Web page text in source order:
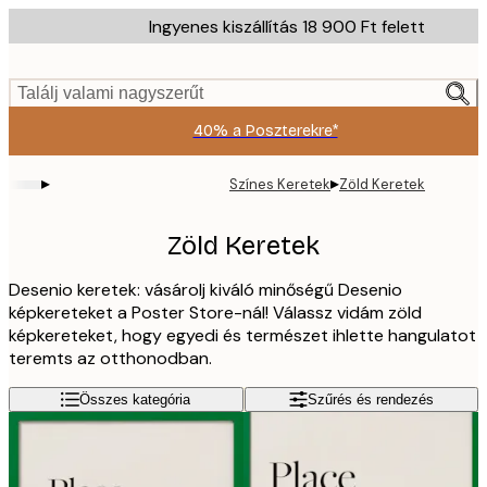
to
content.
Ingyenes kiszállítás 18 900 Ft felett
Találj valami nagyszerűt
40% a Poszterekre*
▸ Színes Keretek▸Zöld Keretek
Zöld Keretek
Desenio keretek: vásárolj kiváló minőségű Desenio
képkereteket a Poster Store-nál! Válassz vidám zöld
képkereteket, hogy egyedi és természet ihlette hangulatot
teremts az otthonodban.
Összes kategória Szűrés és rendezés